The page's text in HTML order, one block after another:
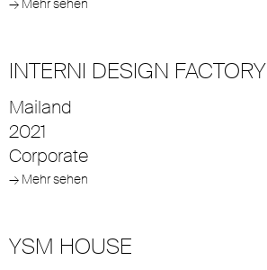
→ Mehr sehen
INTERNI DESIGN FACTORY
Mailand
2021
Corporate
→ Mehr sehen
YSM HOUSE